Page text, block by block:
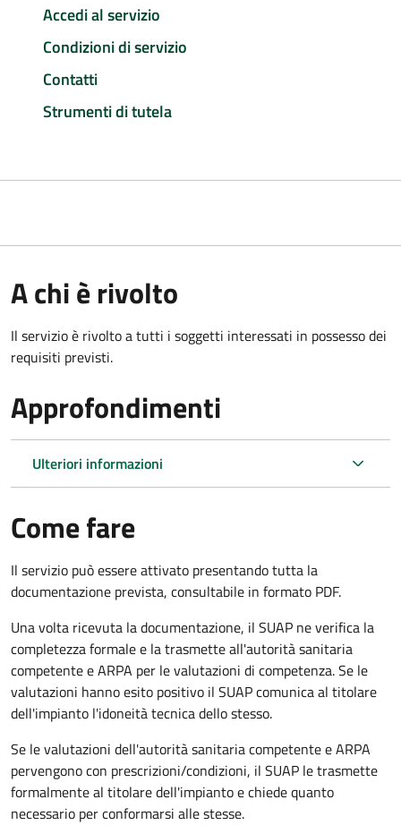
Accedi al servizio
Condizioni di servizio
Contatti
Strumenti di tutela
A chi è rivolto
Il servizio è rivolto a tutti i soggetti interessati in possesso dei
requisiti previsti.
Approfondimenti
Ulteriori informazioni
Come fare
Il servizio può essere attivato presentando tutta la
documentazione prevista, consultabile in formato PDF.
Una volta ricevuta la documentazione, il SUAP ne verifica la
completezza formale e la trasmette all'autorità sanitaria
competente e ARPA per le valutazioni di competenza. Se le
valutazioni hanno esito positivo il SUAP comunica al titolare
dell'impianto l'idoneità tecnica dello stesso.
Se le valutazioni dell'autorità sanitaria competentee ARPA
pervengono con prescrizioni/condizioni, il SUAP le trasmette
formalmente al titolare dell'impiantoe chiede quanto
necessario per conformarsi alle stesse.